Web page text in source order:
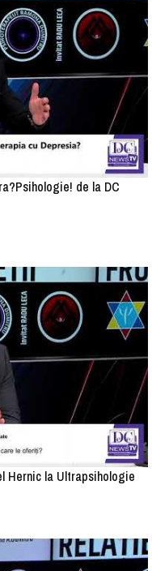
de la DC
Hernic la Ultrapsihologie